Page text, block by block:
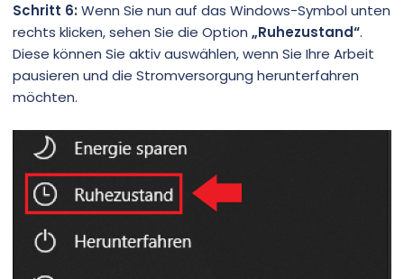
Schritt 6:Wenn Sie nun auf das Windows-Symbol unten
rechts klicken, sehen Sie die Option „Ruhezustand“.
Diese können Sie aktiv auswählen, wenn Sie Ihre Arbeit
pausieren und die Stromversorgung herunterfahren
möchten.